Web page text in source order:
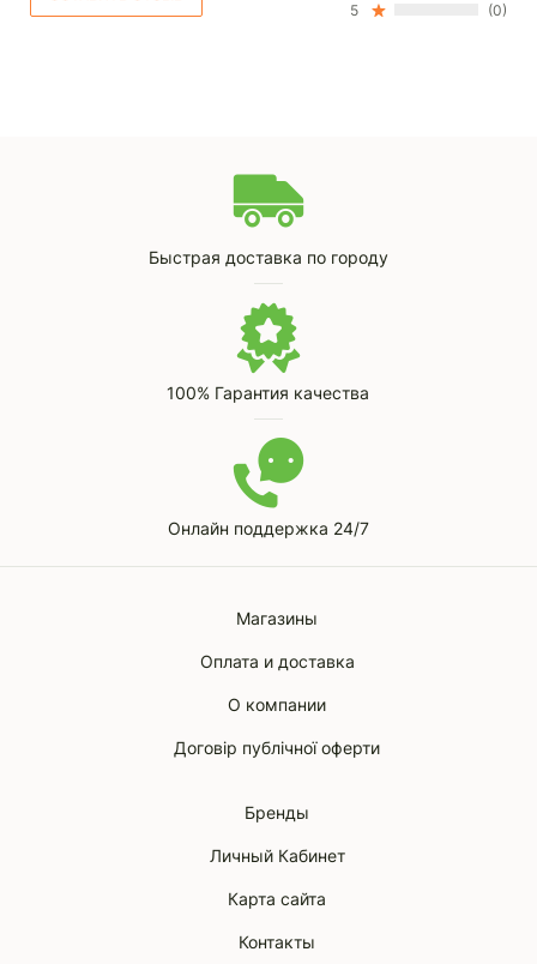
5
(0)
Быстрая доставка по городу
100% Гарантия качества
Онлайн поддержка 24/7
Магазины
Оплата и доставка
О компании
Договір публічної оферти
Бренды
Личный Кабинет
Карта сайта
Контакты